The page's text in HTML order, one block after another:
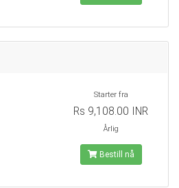
Starter fra
Rs 9,108.00 INR
Årlig
Bestill nå